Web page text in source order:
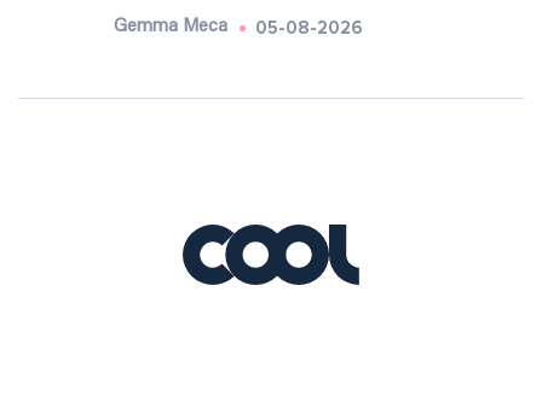
Gemma Meca 05-08-2026